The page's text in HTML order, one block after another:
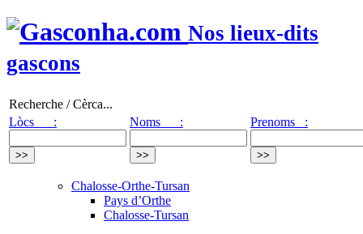
Nos lieux-dits
gascons
Recherche / Cèrca...
Lòcs :
Noms : Prenoms :
Chalosse-Orthe-Tursan
Pays d’Orthe
Chalosse-Tursan